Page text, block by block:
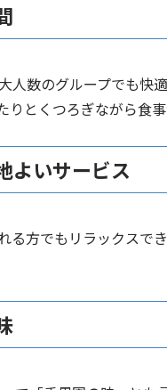
人数のグループでも
とくつろぎながら食事
よいサービス
る方でもリラックスで